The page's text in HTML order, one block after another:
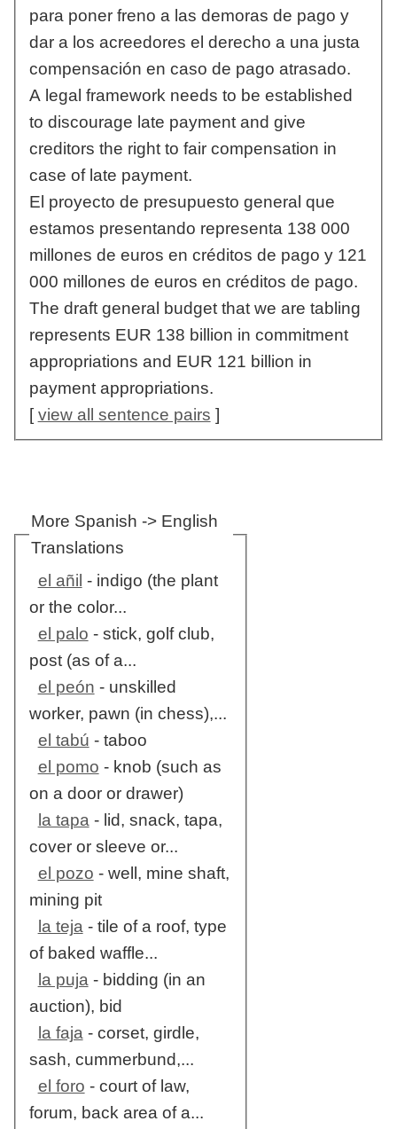
para poner freno a las demoras de pago y
dar a los acreedores el derecho a una justa
compensación en caso de pago atrasado.
A legal framework needs to be established
to discourage late payment and give
creditors the right to fair compensation in
case of late payment.
El proyecto de presupuesto general que
estamos presentando representa 138 000
millones de euros en créditos de pago y 121
000 millones de euros en créditos de pago.
The draft general budget that we are tabling
represents EUR 138 billion in commitment
appropriations and EUR 121 billion in
payment appropriations.
[view all sentence pairs ]
More Spanish -> English
Translations
el añil - indigo (the plant
or the color...
el palo - stick, golf club,
post (as of a...
el peón - unskilled
worker, pawn (in chess),...
el tabú - taboo
el pomo - knob (such as
on a door or drawer)
la tapa - lid, snack, tapa,
cover or sleeve or...
el pozo - well, mine shaft,
mining pit
la teja - tile of a roof, type
of baked waffle...
la puja - bidding (in an
auction), bid
la faja - corset, girdle,
sash, cummerbund,...
el foro - court of law,
forum, back area of a...